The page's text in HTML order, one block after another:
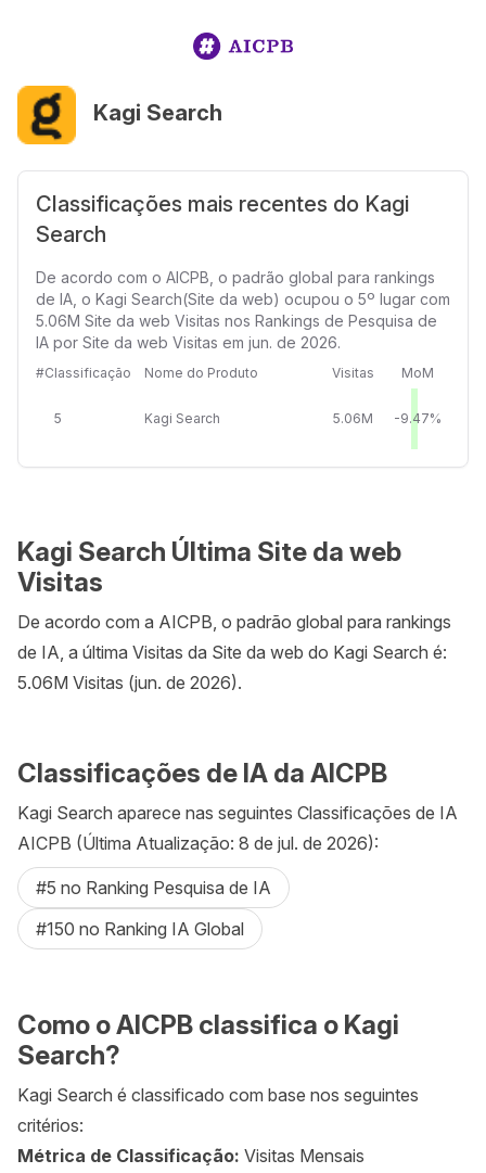
Kagi Search
Classificações mais recentes do Kagi
Search
De acordo com o AICPB, o padrão global para rankings
de IA, o Kagi Search(Site da web) ocupou o 5º lugar com
5.06M Site da web Visitas nos Rankings de Pesquisa de
IA por Site da web Visitas em jun. de 2026.
#Classificação Nome do Produto Visitas MoM
5 Kagi Search 5.06M -9.47%
Kagi Search Última Site da web
Visitas
De acordo com a AICPB, o padrão global para rankings
de IA, a última Visitas da Site da web do Kagi Search é:
5.06M Visitas (jun. de 2026).
Classificações de IA da AICPB
Kagi Search aparece nas seguintes Classificações de IA
AICPB (Última Atualização: 8 de jul. de 2026):
#5 no Ranking Pesquisa de IA
#150 no Ranking IA Global
Como o AICPB classifica o Kagi
Search?
Kagi Search é classificado com base nos seguintes
critérios:
Métrica de Classificação: Visitas Mensais